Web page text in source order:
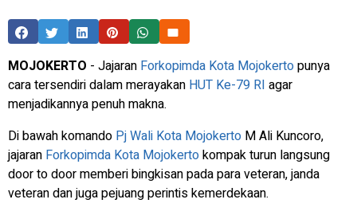
MOJOKERTO - Jajaran Forkopimda Kota Mojokertopunya
cara tersendiri dalam merayakan HUT Ke-79 RI agar
menjadikannya penuh makna.
Di bawah komando Pj Wali Kota Mojokerto M Ali Kuncoro,
jajaran Forkopimda Kota Mojokertokompak turun langsung
door to door memberi bingkisan pada para veteran, janda
veteran dan juga pejuang perintis kemerdekaan.